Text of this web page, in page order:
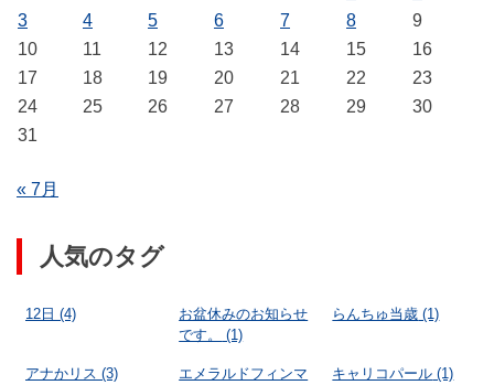
3
4 5 6 7 8
9
10
11 12 13 14 15
16
17
18 19 20 21 22
23
24
25 26 27 28 29
30
31
« 7月
人気のタグ
12日 (4)
お盆休みのお知らせ
です。
(1)
らんちゅ当歳 (1)
アナかリス (3)
エメラルドフィンマ
キャリコパール (1)